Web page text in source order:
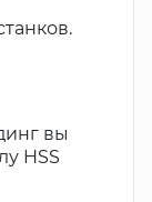
вы
HSS